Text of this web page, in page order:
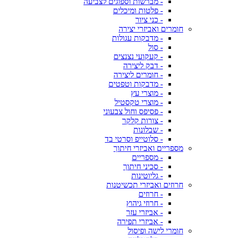
- פלטות ומיכלים
- כני ציור
חומרים ואביזרי יצירה
- מדבקות עגולות
- סול
- קעקועי נצנצים
- דבק ליצירה
- חומרים ליצירה
- מדבקות וטפטים
- מוצרי עץ
- מוצרי טקסטיל
- פסיפס וחול צבעוני
- צורות קלקר
- שבלונות
- סלוטייפ וסרטי בד
מספריים ואביזרי חיתוך
- מספריים
- סכיני חיתוך
- גליוטינות
חרוזים ואביזרי תכשיטנות
- חרוזים
- חרוזי גיהוץ
- אביזרי עזר
- אביזרי תפירה
חומרי לישה ופיסול